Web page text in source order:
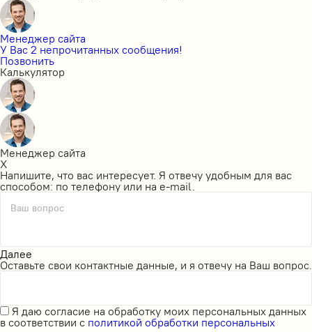
Менеджер сайта
У Вас 2 непрочитанных сообщения!
Позвонить
Калькулятор
Менеджер сайта
X
Напишите, что вас интересует. Я отвечу удобным для вас
способом: по телефону или на e-mail.
Ваш вопрос
Далее
Оставьте свои контактные данные, и я отвечу на Ваш вопрос.
Я даю согласие на обработку моих персональных данных
в соответствии с политикой обработки персональных